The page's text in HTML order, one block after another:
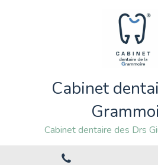
Cabinet
Cabinet dentaire des Drs